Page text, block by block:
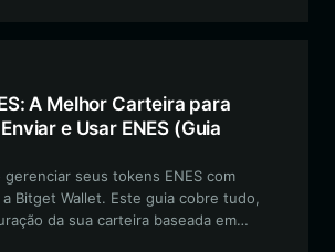
A Melhor Carteira para
e Usar ENES (Guia
gerenciar seus tokens ENES com
Bitget Wallet. Este guia cobre tudo,
da sua carteira baseada em
aproveitar os recursos de alta